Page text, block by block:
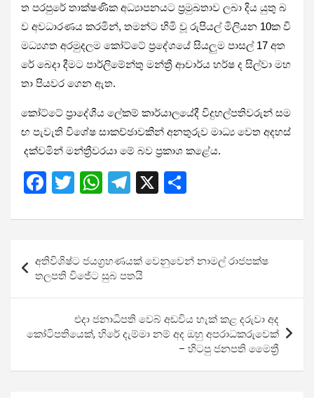
ත පරපුරේ තාක්ෂණික අධ්‍යාපනයට ප්‍රමුඛතාව ලබා දිය යුතු බ
ව අවධාරණය කරමින්, තමන්ට හිමි වූ රුපියල් මිලියන 10ක වි
මධ්‍යගත අරමුදලම කෝට්ටේ ප්‍රදේශයේ සියලුම පාසල් 17 අත
රේ බෙදා දීමට පාර්ලිමේන්තු මන්ත්‍රී ආචාර්ය හර්ෂ ද සිල්වා මහ
තා පියවර ගෙන ඇත.
කෝට්ටේ ප්‍රාදේශීය ලේකම් කාර්යාලයේදී විදුහල්පතිවරුන් සම
ඟ පැවැති විශේෂ සාකච්ඡාවකින් අනතුරුව මාධ්‍ය වෙත අදහස්
දක්වමින් මන්ත්‍රීවරයා මේ බව ප්‍රකාශ කළේය.
F
ce
b
o
o
T
tt
er
W
at
A
p
p
T
e
gr
a
m
X
ar
e
navigation
අතිවිශිෂ්ට ජයග්‍රහණයක් වෙනුවෙන් නාමල් රාජපක්ෂ
තලපති විජේට සුබ පතයි
එදා ජනාධිපති වෙබ් අඩවිය හැක් කළ දරුවා අද
කෝටිපතියෙක්, හිරේ දැම්මා නම් අද ඔහු අපරාධකරුවෙක්
– හිටපු ජනපති මෛත්‍රී